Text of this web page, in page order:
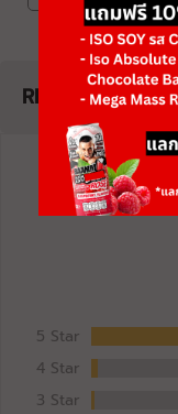
REVIEW
5 Star
4 Star
3 Star